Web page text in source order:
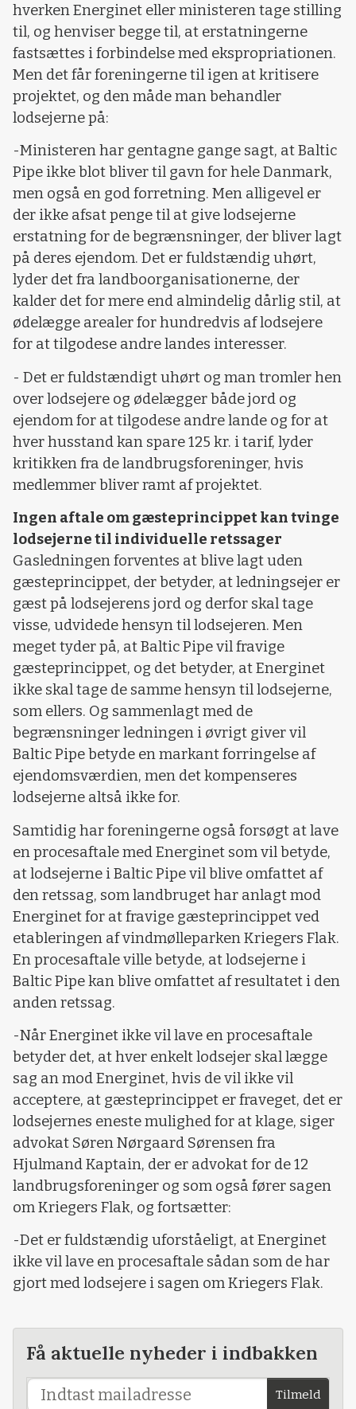
hverken Energinet eller ministeren tage stilling
til, og henviser begge til, at erstatningerne
fastsættes i forbindelse med ekspropriationen.
Men det får foreningerne til igen at kritisere
projektet, og den måde man behandler
lodsejerne på:
-Ministeren har gentagne gange sagt, at Baltic
Pipe ikke blot bliver til gavn for hele Danmark,
men også en god forretning. Men alligevel er
der ikke afsat penge til at give lodsejerne
erstatning for de begrænsninger, der bliver lagt
på deres ejendom. Det er fuldstændig uhørt,
lyder det fra landboorganisationerne, der
kalder det for mere end almindelig dårlig stil, at
ødelægge arealer for hundredvis af lodsejere
for at tilgodese andre landes interesser.
- Det er fuldstændigt uhørt og man tromler hen
over lodsejere og ødelægger både jord og
ejendom for at tilgodese andre lande og for at
hver husstand kan spare 125 kr. i tarif, lyder
kritikken fra de landbrugsforeninger, hvis
medlemmer bliver ramt af projektet.
Ingen aftale om gæsteprincippet kan tvinge
lodsejerne til individuelle retssager
Gasledningen forventes at blive lagt uden
gæsteprincippet, der betyder, at ledningsejer er
gæst på lodsejerens jord og derfor skal tage
visse, udvidede hensyn til lodsejeren. Men
meget tyder på, at Baltic Pipe vil fravige
gæsteprincippet, og det betyder, at Energinet
ikke skal tage de samme hensyn til lodsejerne,
som ellers. Og sammenlagt med de
begrænsninger ledningen i øvrigt giver vil
Baltic Pipe betyde en markant forringelse af
ejendomsværdien, men det kompenseres
lodsejerne altså ikke for.
Samtidig har foreningerne også forsøgt at lave
en procesaftale med Energinet som vil betyde,
at lodsejerne i Baltic Pipe vil blive omfattet af
den retssag, som landbruget har anlagt mod
Energinet for at fravige gæsteprincippet ved
etableringen af vindmølleparken Kriegers Flak.
En procesaftale ville betyde, at lodsejerne i
Baltic Pipe kan blive omfattet af resultatet i den
anden retssag.
-Når Energinet ikke vil lave en procesaftale
betyder det, at hver enkelt lodsejer skal lægge
sag an mod Energinet, hvis de vil ikke vil
acceptere, at gæsteprincippet er fraveget, det er
lodsejernes eneste mulighed for at klage, siger
advokat Søren Nørgaard Sørensen fra
Hjulmand Kaptain, der er advokat for de 12
landbrugsforeninger og som også fører sagen
om Kriegers Flak, og fortsætter:
-Det er fuldstændig uforståeligt, at Energinet
ikke vil lave en procesaftale sådan som de har
gjort med lodsejere i sagen om Kriegers Flak.
Få aktuelle nyheder i indbakken
Tilmeld